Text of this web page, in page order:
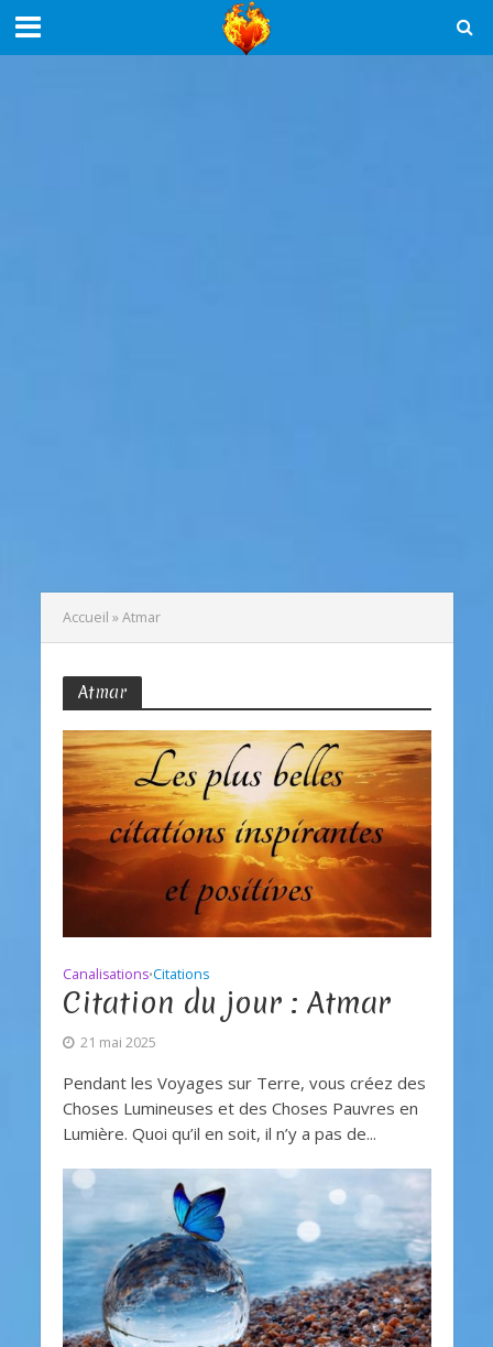
Accueil »Atmar
Atmar
Canalisations•Citations
Citation du jour : Atmar
21 mai 2025
Pendant les Voyages sur Terre, vous créez des
Choses Lumineuses et des Choses Pauvres en
Lumière. Quoi qu’il en soit, il n’y a pas de...